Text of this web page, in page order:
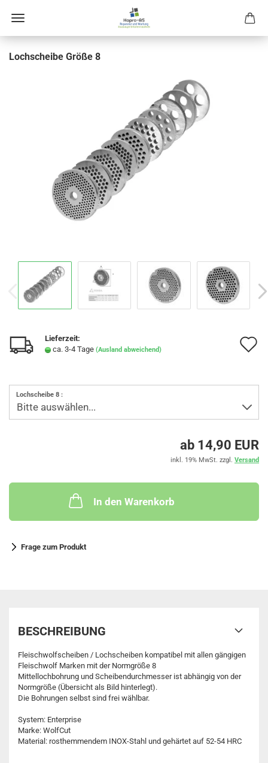
Loch­schei­be Größe 8
Lieferzeit:
ca. 3-4 Tage (Ausland abweichend)
Lochscheibe 8 :
ab 14,90 EUR
inkl. 19% MwSt. zzgl. Versand
In den Warenkorb
Frage zum Produkt
BESCHREIBUNG
Fleischwolfscheiben / Lochscheiben kompatibel mit allen gängigen
Fleischwolf Marken mit der Normgröße 8
Mittellochbohrung und Scheibendurchmesser ist abhängig von der
Normgröße (Übersicht als Bild hinterlegt).
Die Bohrungen selbst sind frei wählbar.
System: Enterprise
Marke: WolfCut
Material: rosthemmendem INOX-Stahl und gehärtet auf 52-54 HRC